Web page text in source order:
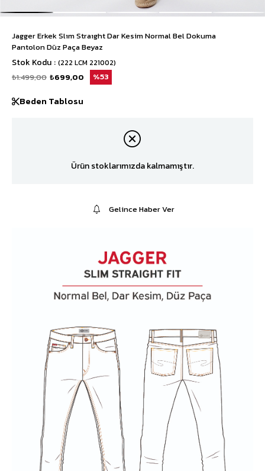
Jagger Erkek Slım Straıght Dar Kesim Normal Bel Dokuma
Pantolon Düz Paça Beyaz
Stok Kodu (222 LCM 221002)
₺1.499,00 ₺699,00 53
Beden Tablosu
Ürün stoklarımızda kalmamıştır.
Gelince Haber Ver